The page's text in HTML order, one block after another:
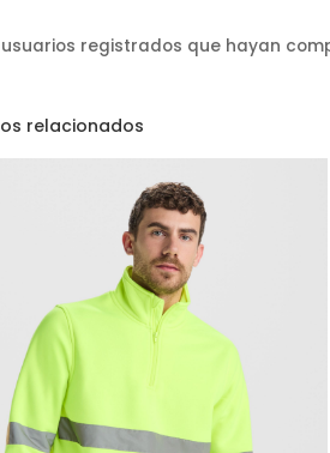
usuarios registrados que hayan
relacionados